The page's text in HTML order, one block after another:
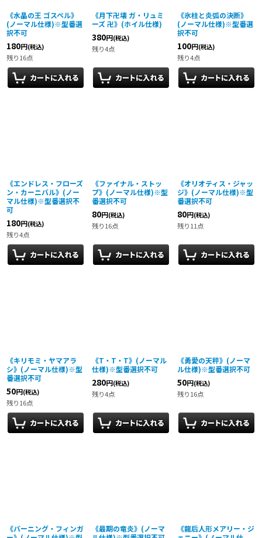
《水晶の王 ゴスペル》
(ノーマル仕様)※型番選
択不可
180円(税込)
残り16点
《月下卍壊 ガ・リュミ
ーズ 卍》(ホイル仕様)
380円(税込)
残り4点
《氷柱と炎弧の決断》
(ノーマル仕様)※型番選
択不可
100円(税込)
残り4点
《エンドレス・フローズ
ン・カーニバル》(ノー
マル仕様)※型番選択不
可
180円(税込)
残り4点
《ファイナル・ストッ
プ》(ノーマル仕様)※型
番選択不可
80円(税込)
残り16点
《オリオティス・ジャッ
ジ》(ノーマル仕様)※型
番選択不可
80円(税込)
残り11点
《キリモミ・ヤマアラ
シ》(ノーマル仕様)※型
番選択不可
50円(税込)
残り16点
《T・T・T》(ノーマル
仕様)※型番選択不可
280円(税込)
残り4点
《勇愛の天秤》(ノーマ
ル仕様)※型番選択不可
50円(税込)
残り16点
《バーニング・フィンガ
《最期の竜炎》(ノーマ
《龍后人形メアリー・ジ